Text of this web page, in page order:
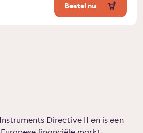
Bestel nu
Directive II en is een